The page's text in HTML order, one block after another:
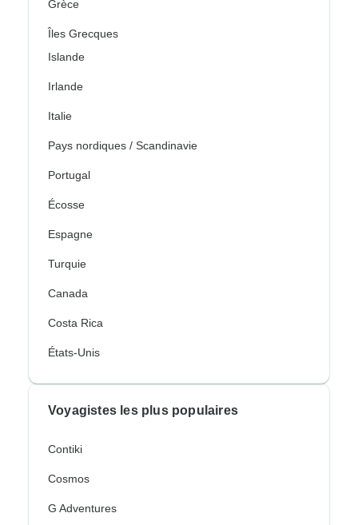
Grèce
Îles Grecques
Islande
Irlande
Italie
Pays nordiques / Scandinavie
Portugal
Écosse
Espagne
Turquie
Canada
Costa Rica
États-Unis
Voyagistes les plus populaires
Contiki
Cosmos
G Adventures